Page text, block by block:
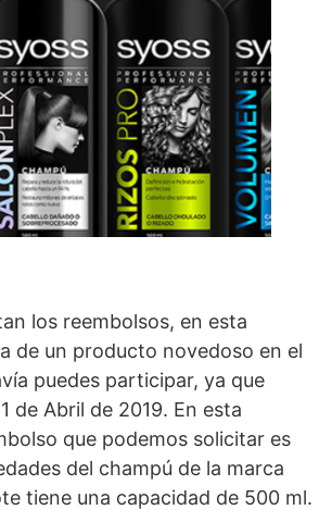
los reembolsos, en esta
de un producto novedoso en el
puedes participar, ya que
de Abril de 2019. En esta
que podemos solicitar es
del champú de la marca
tiene una capacidad de 500 ml.